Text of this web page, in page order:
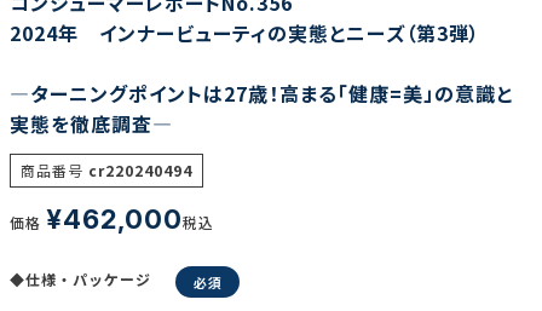
リセット 検索する
2024年 インナービューティの実態とニーズ（第3弾）
―ターニングポイントは27歳！高まる「健康=美」の意識と
実態を徹底調査―
商品番号 cr220240494
価格 ¥462,000税込
◆仕様・パッケージ